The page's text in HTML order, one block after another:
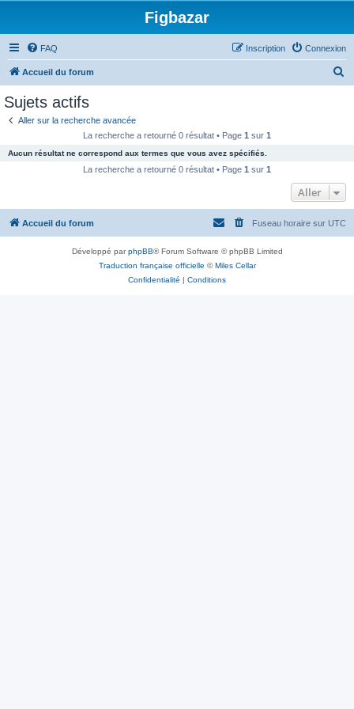
Figbazar
FAQ Connexion
Inscription
Accueil du forum
c
e
Sujets actifs
Aller sur la recherche avancée
La recherche a retourné 0 résultat • Page 1 sur 1
Aucun résultat ne correspond aux termes que vous avez spécifiés.
La recherche a retourné 0 résultat • Page 1 sur 1
Aller
Accueil du forum Fuseau horaire sur UTC
Développé parphpBB® Forum Software © phpBB Limited
Traduction française officielle ©Miles Cellar
Confidentialité | Conditions